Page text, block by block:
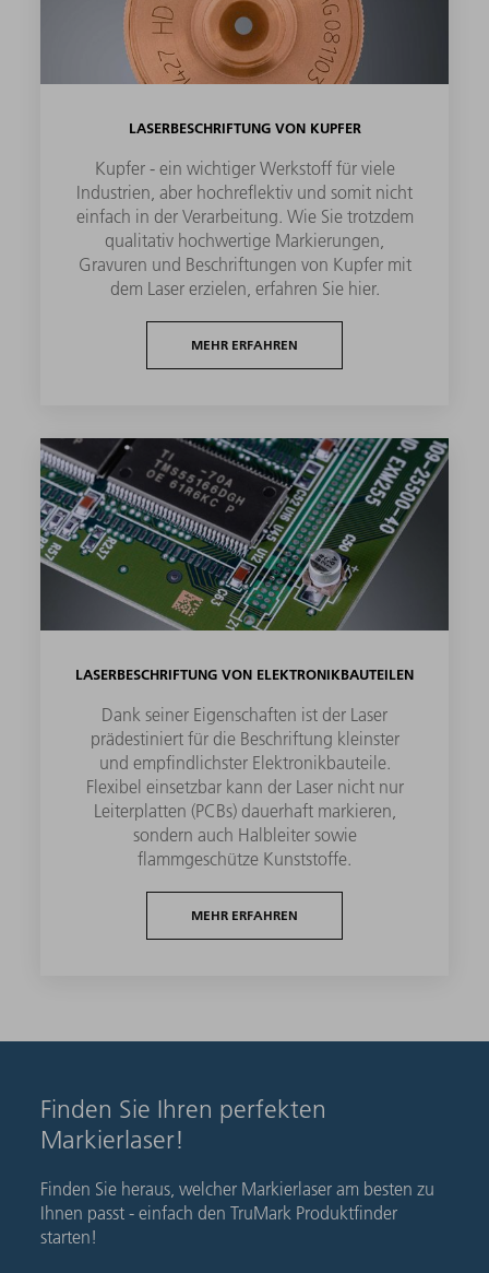
LASERBESCHRIFTUNG VON KUPFER
Kupfer - ein wichtiger Werkstoff für viele
Industrien, aber hochreflektiv und somit nicht
einfach in der Verarbeitung. Wie Sie trotzdem
qualitativ hochwertige Markierungen,
Gravuren und Beschriftungen von Kupfer mit
dem Laser erzielen, erfahren Sie hier.
MEHR ERFAHREN
LASERBESCHRIFTUNG VON ELEKTRONIKBAUTEILEN
Dank seiner Eigenschaften ist der Laser
prädestiniert für die Beschriftung kleinster
und empfindlichster Elektronikbauteile.
Flexibel einsetzbar kann der Laser nicht nur
Leiterplatten (PCBs) dauerhaft markieren,
sondern auch Halbleiter sowie
flammgeschütze Kunststoffe.
MEHR ERFAHREN
Finden Sie Ihren perfekten
Markierlaser!
Finden Sie heraus, welcher Markierlaser am besten zu
Ihnen passt - einfach den TruMark Produktfinder
starten!